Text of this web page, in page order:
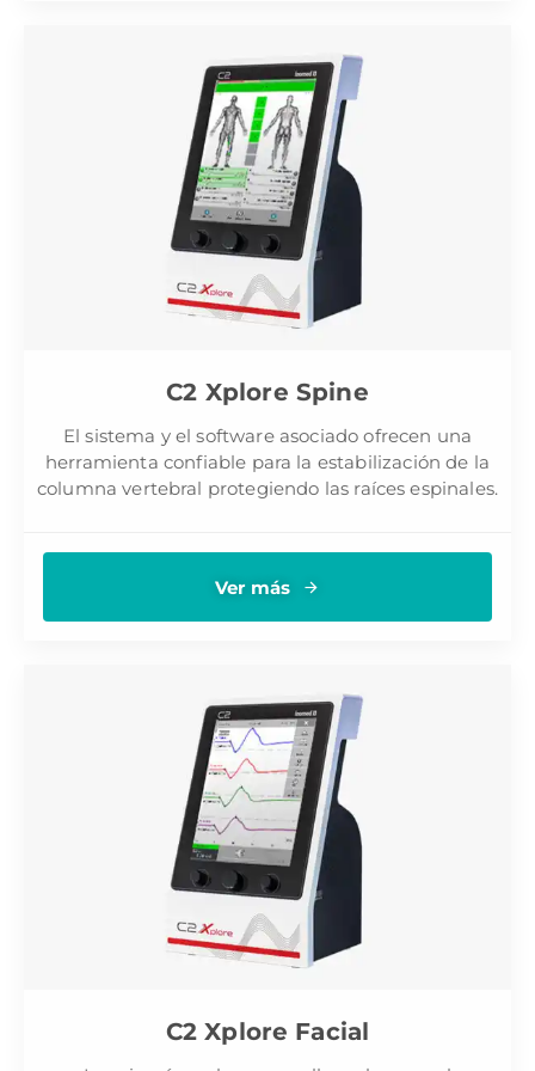
C2 Xplore Spine
El sistema y el software asociado ofrecen una
herramienta confiable para la estabilización de la
columna vertebral protegiendo las raíces espinales.
Ver más
C2 Xplore Facial